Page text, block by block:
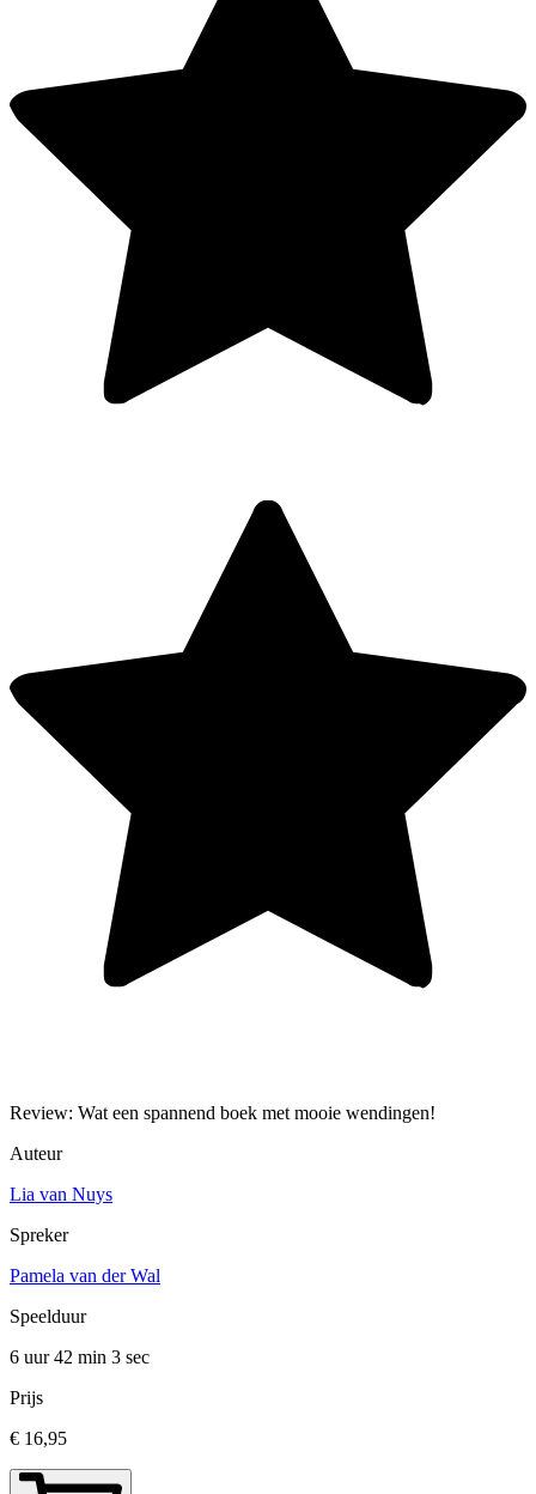
Review: Wat een spannend boek met mooie wendingen!
Auteur
Lia van Nuys
Spreker
Pamela van der Wal
Speelduur
6 uur 42 min 3 sec
Prijs
€ 16,95